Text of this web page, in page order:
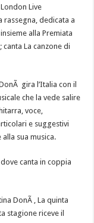
Live
rassegna, dedicata a
alla Premiata
La canzone di
gira l’Italia con il
che la vede salire
voce,
e suggestivi
sua musica.
canta in coppia
DonÃ , La quinta
stagione riceve il